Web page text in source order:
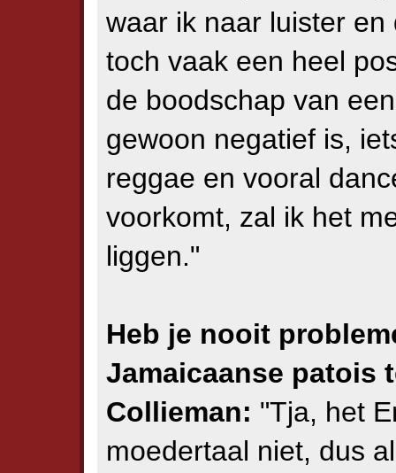
waar ik naar luister
toch vaak een heel
de boodschap van
gewoon negatief is,
reggae en vooral
voorkomt, zal ik het
liggen."
Heb je nooit
Jamaicaanse patois
Collieman: "Tja, het
moedertaal niet, dus